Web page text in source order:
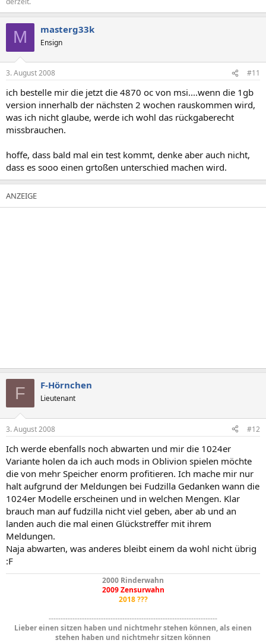
M masterg33k
Ensign
3. August 2008 #11
ich bestelle mir die jetzt die 4870 oc von msi....wenn die 1gb
version innerhalb der nächsten 2 wochen rauskommen wird,
was ich nicht glaube, werde ich wohl das rückgaberecht
missbrauchen.
hoffe, dass bald mal ein test kommt, denke aber auch nicht,
dass es sooo einen grtoßen unterschied machen wird.
F F-Hörnchen
Lieutenant
3. August 2008 #12
Ich werde ebenfalls noch abwarten und mir die 1024er
Variante holen da ich auch mods in Oblivion spielen möchte
die von mehr Speicher enorm profitieren. Ich mache mir nur
halt aufgrund der Meldungen bei Fudzilla Gedanken wann die
1024er Modelle erscheinen und in welchen Mengen. Klar
brauch man auf fudzilla nicht viel geben, aber ab und an
landen auch die mal einen Glückstreffer mit ihrem
Meldungen.
Naja abwarten, was anderes bleibt einem da wohl nicht übrig
:F
2000 Rinderwahn
2009 Zensurwahn
2018 ???
-----------------------------------------------------------------------
Lieber einen sitzen haben und nichtmehr stehen können, als einen
stehen haben und nichtmehr sitzen können